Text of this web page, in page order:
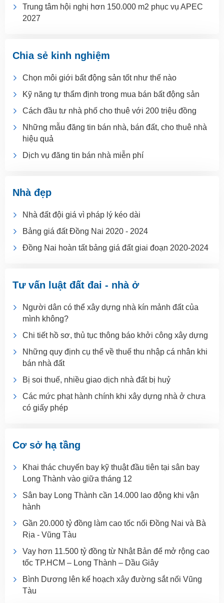
Trung tâm hội nghị hơn 150.000 m2 phục vụ APEC
2027
Chia sẻ kinh nghiệm
Chọn môi giới bất động sản tốt như thế nào
Kỹ năng tự thẩm định trong mua bán bất động sản
Cách đầu tư nhà phố cho thuê với 200 triệu đồng
Những mẫu đăng tin bán nhà, bán đất, cho thuê nhà
hiệu quả
Dịch vụ đăng tin bán nhà miễn phí
Nhà đẹp
Nhà đất đội giá vì pháp lý kéo dài
Bảng giá đất Đồng Nai 2020 - 2024
Đồng Nai hoàn tất bảng giá đất giai đoạn 2020-2024
Tư vấn luật đất đai - nhà ở
Người dân có thể xây dựng nhà kín mảnh đất của
mình không?
Chi tiết hồ sơ, thủ tục thông báo khởi công xây dựng
Những quy định cụ thể về thuế thu nhập cá nhân khi
bán nhà đất
Bị soi thuế, nhiều giao dịch nhà đất bị huỷ
Các mức phạt hành chính khi xây dựng nhà ở chưa
có giấy phép
Cơ sở hạ tầng
Khai thác chuyến bay kỹ thuật đầu tiên tại sân bay
Long Thành vào giữa tháng 12
Sân bay Long Thành cần 14.000 lao động khi vận
hành
Gần 20.000 tỷ đồng làm cao tốc nối Đồng Nai và Bà
Rịa - Vũng Tàu
Vay hơn 11.500 tỷ đồng từ Nhật Bản để mở rộng cao
tốc TP.HCM – Long Thành – Dầu Giây
Bình Dương lên kế hoạch xây đường sắt nối Vũng
Tàu